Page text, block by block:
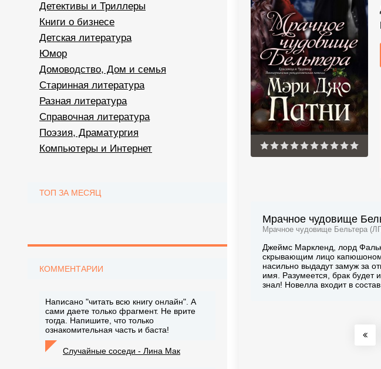
Мрачное чудовище
Мрачное чудовище Бельтера
Джеймс Маркленд, лорд
скрывающим лицо
насильно выдадут замуж за
имя. Разумеется, брак будет
знал! Новелла входит в
Детективы и Триллеры
Книги о бизнесе
Детская литература
Юмор
Домоводство, Дом и семья
Старинная литература
Разная литература
Справочная литература
Поэзия, Драматургия
Компьютеры и Интернет
ТОП ЗА МЕСЯЦ
КОММЕНТАРИИ
Написано "читать всю книгу онлайн". А
сами даете только фрагмент. Не врите
тогда. Напишите, что только
ознакомительная часть и баста!
Случайные соседи - Лина Мак